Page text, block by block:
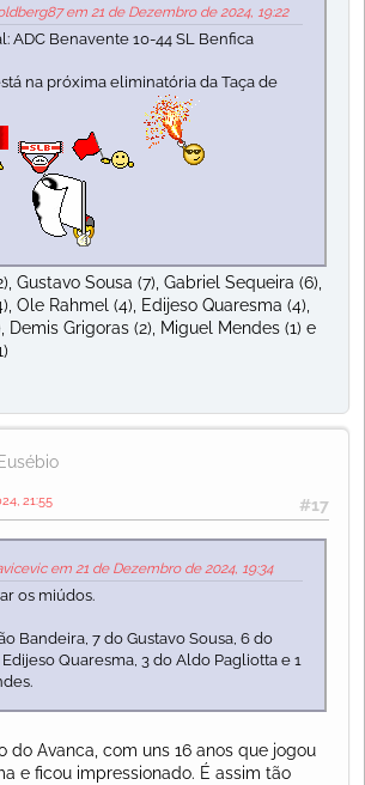
em 21 de Dezembro de 2024, 19:22
ADC Benavente 10-44 SL Benfica
na próxima eliminatória da Taça de
Gustavo Sousa (7), Gabriel Sequeira (6),
Ole Rahmel (4), Edijeso Quaresma (4),
Demis Grigoras (2), Miguel Mendes (1) e
Eusébio
#17
21:55
em 21 de Dezembro de 2024, 19:34
os miúdos.
Bandeira, 7 do Gustavo Sousa, 6 do
Quaresma, 3 do Aldo Pagliotta e 1
do Avanca, com uns 16 anos que jogou
e ficou impressionado. É assim tão